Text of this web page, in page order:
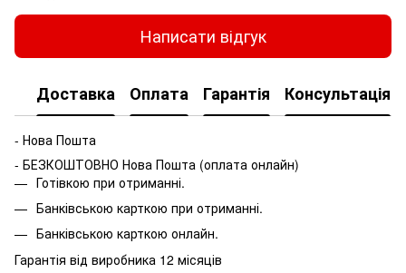
Написати відгук
Доставка Оплата Гарантія Консультація
- Нова Пошта
- БЕЗКОШТОВНО Нова Пошта (оплата онлайн)
Готівкою при отриманні.
Банківською карткою при отриманні.
Банківською карткою онлайн.
Гарантія від виробника 12 місяців